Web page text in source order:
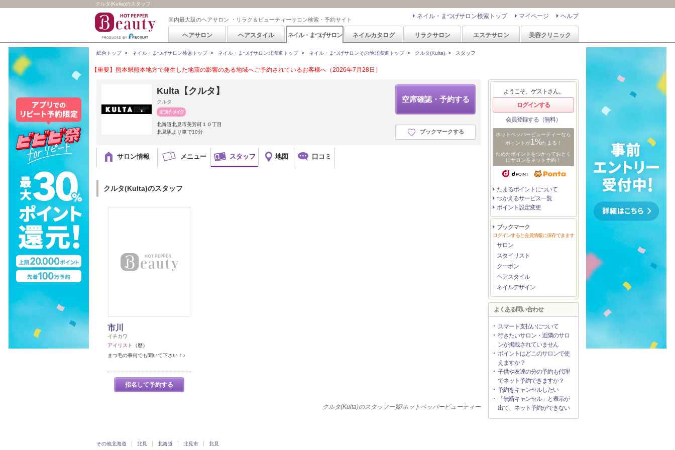
クルタ(Kulta)のスタッフ
国内最大級のヘアサロン ・リラク＆ビューティーサロン検索・予約サイト ヘルプ
マイページ
ネイル・まつげサロン検索トップ
ヘアサロン ヘアスタイル ネイル・まつげサロン ネイルカタログ リラクサロン エステサロン 美容クリニック
総合トップ> ネイル・まつげサロン検索トップ> ネイル・まつげサロン北海道トップ> ネイル・まつげサロンその他北海道トップ> クルタ(Kulta) > スタッフ
【重要】熊本県熊本地方で発生した地震の影響のある地域へご予約されているお客様へ（2026年7月28日）
空席確認・予約する
ブックマークする
Kulta【クルタ】
クルタ
北海道北見市美芳町１０丁目
北見駅より車で10分
サロン情報 メニュー スタッフ 地図 口コミ
クルタ(Kulta)のスタッフ
市川
イチカワ
アイリスト
（歴）
まつ毛の事何でも聞いて下さい！♪
指名して予約する
クルタ(Kulta)のスタッフ一覧/ホットペッパービューティー
ようこそ、ゲストさん。
ログインする
会員登録する（無料）
ホットペッパービューティーなら
ポイントが1%たまる！
ためたポイントをつかっておとく
にサロンをネット予約！
たまるポイントについて
つかえるサービス一覧
ポイント設定変更
ブックマーク
ログインすると会員情報に保存できます
サロン
スタイリスト
クーポン
ヘアスタイル
ネイルデザイン
よくある問い合わせ
スマート支払いについて
行きたいサロン・近隣のサロ
ンが掲載されていません
ポイントはどこのサロンで使
えますか？
子供や友達の分の予約も代理
でネット予約できますか？
予約をキャンセルしたい
「無断キャンセル」と表示が
出て、ネット予約ができない
その他北海道 北見 北海道 北見市 北見